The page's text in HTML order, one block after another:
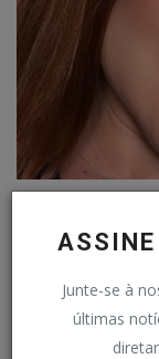
Junte-se à
últimas
Redação Folha do Povo